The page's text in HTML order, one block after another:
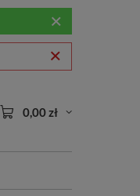
0,00 zł